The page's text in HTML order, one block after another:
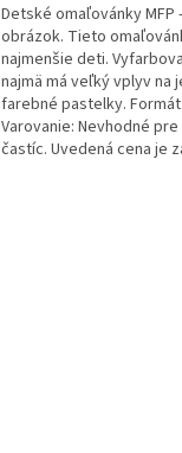
Detské omaľovánky
obrázok. Tieto
najmenšie deti.
najmä má veľký vplyv na
farebné pastelky.
Varovanie: Nevhodné
častíc. Uvedená cena je